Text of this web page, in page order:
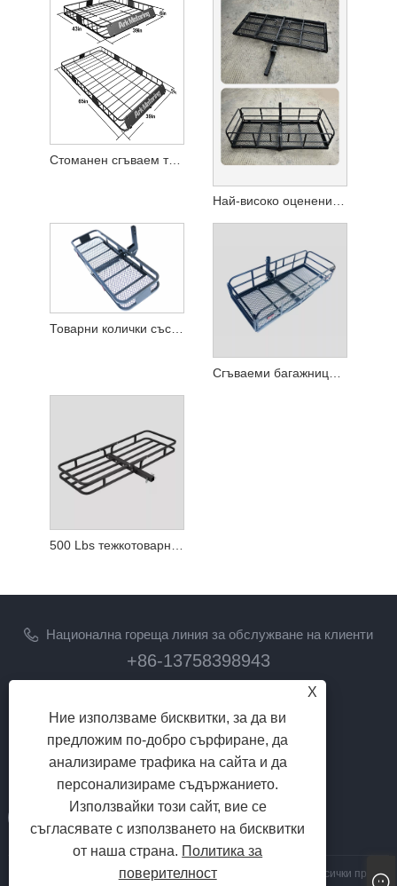
Стоманен сгъваем теглич Cargo Carrier
Най-високо оценени товарни превозвачи, монтирани на теглич
Товарни колички със сгъваема кошница за товари
Национална гореща линия за обслужване на клиенти
+86-13758398943
lilyz@junmetal.com
junmetal.hardware.ltd@gmail.com
ПОСЛЕДВАЙ НИ
Авторско право © 2023 Jiaxing Junmetal Technology Co., Ltd. Всички права
X
Ние използваме бисквитки, за да ви
предложим по-добро сърфиране, да
анализираме трафика на сайта и да
персонализираме съдържанието.
Използвайки този сайт, вие се
съгласявате с използването на бисквитки
от наша страна. Политика за
поверителност